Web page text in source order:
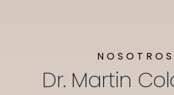
NOSOTROS
Dr. Martin